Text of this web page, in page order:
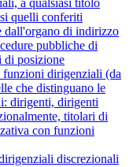
a qualsiasi titolo
quelli conferiti
dall'organo di indirizzo
pubbliche di
di posizione
funzioni dirigenziali (da
che distinguano le
dirigenti, dirigenti
titolari di
con funzioni
discrezionali